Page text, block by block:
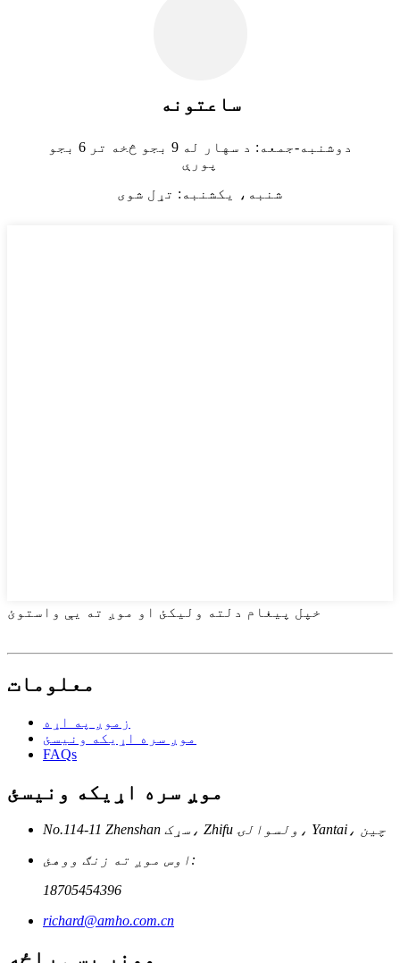
ساعتونه
دوشنبه-جمعه: د سهار له 9 بجو څخه تر 6 بجو
پورې
شنبه، یکشنبه: تړل شوی
خپل پیغام دلته ولیکئ او موږ ته یې واستوئ
معلومات
زموږ په اړه
موږ سره اړیکه ونیسئ
FAQs
موږ سره اړیکه ونیسئ
No.114-11 Zhenshan سړک، Zhifu ولسوالۍ، Yantai، چین
اوس موږ ته زنګ ووهئ:
18705454396
richard@amho.com.cn